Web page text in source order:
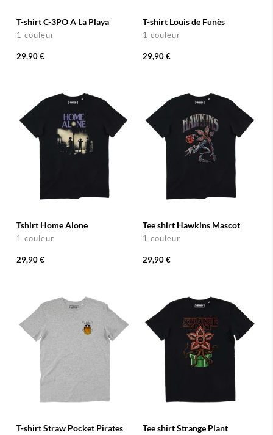
T-shirt C-3PO A La Playa
1 couleur
29,90 €
T-shirt Louis de Funès
1 couleur
29,90 €
Tshirt Home Alone
1 couleur
29,90 €
Tee shirt Hawkins Mascot
1 couleur
29,90 €
T-shirt Straw Pocket Pirates Tee shirt Strange Plant